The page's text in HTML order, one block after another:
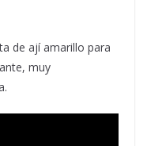
de ají amarillo para
muy